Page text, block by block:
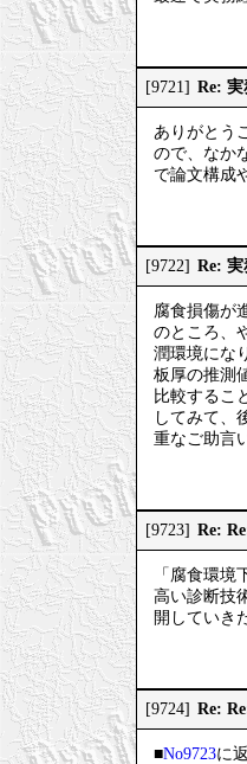
[9721] Re:
ありがとう
ので、なか
で論文構成
[9722] Re:
腐食損傷が
のところ、
潤環境にな
板厚の推測
比較するこ
してみて、
重なご助言
[9723] Re:
「腐食環
高い診断技
開していき
[9724] Re:
■No9723に